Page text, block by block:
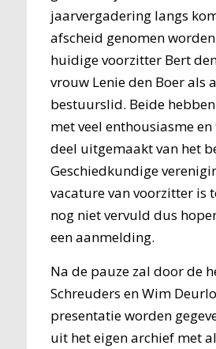
jaarvergadering langs
afscheid genomen
huidige voorzitter Bert
vrouw Lenie den Boer als
bestuurslid. Beide
met veel enthousiasme
deel uitgemaakt van het
Geschiedkundige
vacature van voorzitter is
nog niet vervuld dus
een aanmelding.
Na de pauze zal door de
Schreuders en Wim
presentatie worden
uit het eigen archief met